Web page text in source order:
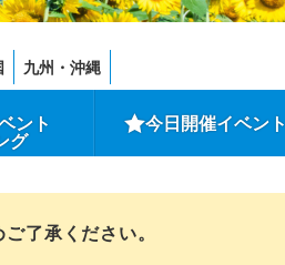
九州・沖縄
ント
グ
今日開催イベント
了承ください。